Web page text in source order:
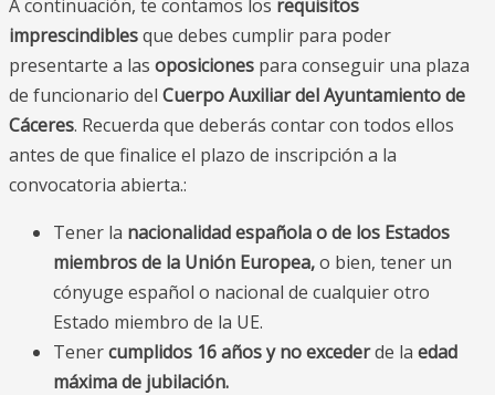
A continuación, te contamos los requisitos
imprescindiblesque debes cumplir para poder
presentarte a las oposiciones para conseguir una plaza
de funcionario del Cuerpo Auxiliar del Ayuntamiento de
Cáceres. Recuerda que deberás contar con todos ellos
antes de que finalice el plazo de inscripción a la
convocatoria abierta.:
Tener la nacionalidad española o de los Estados
miembros de la Unión Europea,o bien, tener un
cónyuge español o nacional de cualquier otro
Estado miembro de la UE.
Tenercumplidos 16 años y no excederde la edad
máxima de jubilación.